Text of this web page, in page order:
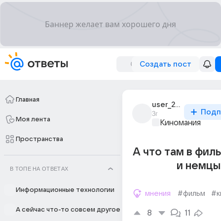
Создать пост
Главная
Моя лента
Пространства
В ТОПЕ НА ОТВЕТАХ
Информационные технологии
А сейчас что-то совсем другое
user_226882419
3г
Киномания
А что там в
и
мнения #фильм
8 11